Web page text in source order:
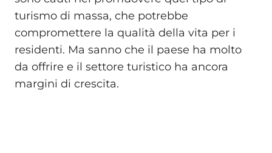
turismo di massa, che potrebbe
compromettere la qualità della vita per i
residenti. Ma sanno che il paese ha molto
da offrire e il settore turistico ha ancora
margini di crescita.